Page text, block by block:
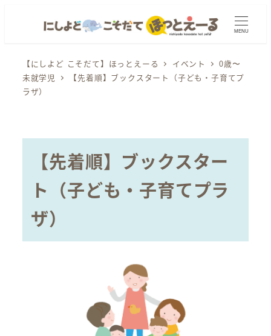
MENU
【にしよど こそだて】ほっとえーる イベント
0歳〜
未就学児
【先着順】ブックスタート（子ども・子育てプ
ラザ）
【先着順】ブックスター
ト（子ども・子育てプラ
ザ）